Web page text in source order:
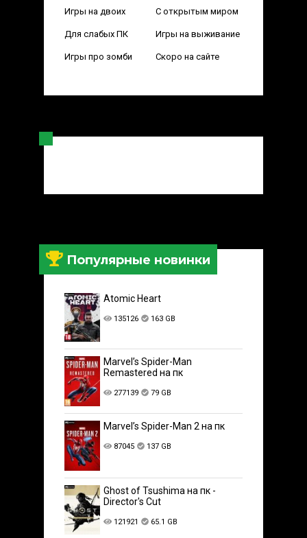
Игры на двоих С открытым миром
Для слабых ПК Игры на выживание
Игры про зомби Скоро на сайте
Популярные новинки
Atomic Heart
135126 163 GB
Marvel’s Spider-Man
Remastered на пк
277139 79 GB
Marvel’s Spider-Man 2 на пк
87045 137 GB
Ghost of Tsushima на пк -
Director's Cut
121921 65.1 GB